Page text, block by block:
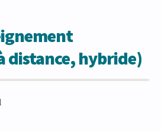
distance, hybride)